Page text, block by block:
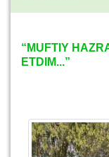
“MUFTIY
ETDIM...”